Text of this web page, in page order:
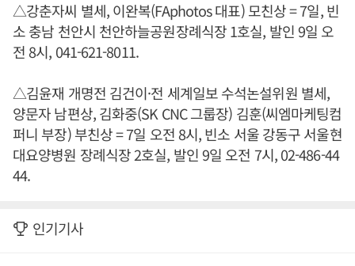
△강춘자씨 별세, 이완복(FAphotos 대표) 모친상 = 7일, 빈
소 충남 천안시 천안하늘공원장례식장 1호실, 발인 9일 오
전 8시, 041-621-8011.
△김윤재 개명전 김건이·전 세계일보 수석논설위원 별세,
양문자 남편상, 김화중(SK CNC 그룹장) 김훈(씨엠마케팅컴
퍼니 부장) 부친상 = 7일 오전 8시, 빈소 서울 강동구 서울현
대요양병원 장례식장 2호실, 발인 9일 오전 7시, 02-486-44
44.
인기기사